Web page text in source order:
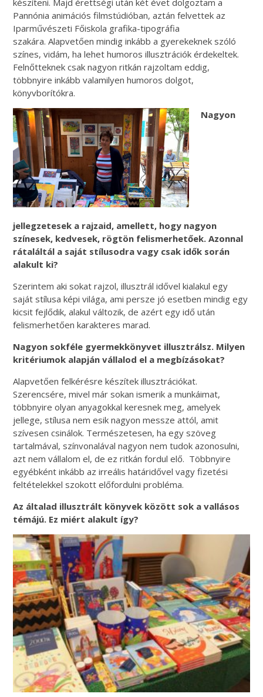
készíteni. Majd érettségi után két évet dolgoztam a
Pannónia animációs filmstúdióban, aztán felvettek az
Iparművészeti Főiskola grafika-tipográfia
szakára. Alapvetően mindig inkább a gyerekeknek szóló
színes, vidám, ha lehet humoros illusztrációk érdekeltek.
Felnőtteknek csak nagyon ritkán rajzoltam eddig,
többnyire inkább valamilyen humoros dolgot,
könyvborítókra.
Nagyon
jellegzetesek a rajzaid, amellett, hogy nagyon
színesek, kedvesek, rögtön felismerhetőek. Azonnal
rátaláltál a saját stílusodra vagy csak idők során
alakult ki?
Szerintem aki sokat rajzol, illusztrál idővel kialakul egy
saját stílusa képi világa, ami persze jó esetben mindig egy
kicsit fejlődik, alakul változik, de azért egy idő után
felismerhetően karakteres marad.
Nagyon sokféle gyermekkönyvet illusztrálsz. Milyen
kritériumok alapján vállalod el a megbízásokat?
Alapvetően felkérésre készítek illusztrációkat.
Szerencsére, mivel már sokan ismerik a munkáimat,
többnyire olyan anyagokkal keresnek meg, amelyek
jellege, stílusa nem esik nagyon messze attól, amit
szívesen csinálok. Természetesen, ha egy szöveg
tartalmával, színvonalával nagyon nem tudok azonosulni,
azt nem vállalom el, de ez ritkán fordul elő. Többnyire
egyébként inkább az irreális határidővel vagy fizetési
feltételekkel szokott előfordulni probléma.
Az általad illusztrált könyvek között sok a vallásos
témájú. Ez miért alakult így?